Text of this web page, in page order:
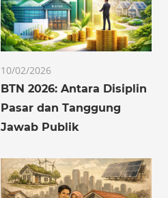
10/02/2026
BTN 2026: Antara Disiplin
Pasar dan Tanggung
Jawab Publik